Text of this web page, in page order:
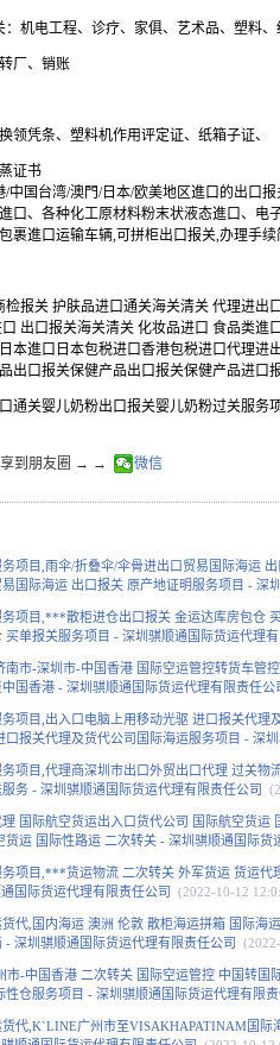
机电工程、诊疗、家俱、艺术品、塑料
厂、销账
领凭条、塑料机作用评定证、纸箱子证、
证书
中国台湾/澳門/日本/欧美地区進口的出口
口、各种化工原材料粉末状液态進口、
裹進口运输车辆,可拼柜出口报关,办理手
检报关 护肤品进口通关海关清关 代理进
出口报关海关清关 化妆品进口 食品类
本進口日本包税进口香港包税进口代理进
品出口报关保健产品出口报关保健产品
通关婴儿奶粉出口报关婴儿奶粉过关服务
享到朋友圈 → → 微信
务项目,雨伞/折叠伞/伞骨进出口贸易国际海运
国际海运 出口报关 原产地证明服务项目 - 深
务项目,***散柜进仓出口报关 金运达库房包仓
买单报关服务项目 - 深圳骐顺通国际货运代理有
南市-深圳市-中国香港 国际空运管控转货车
国香港 - 深圳骐顺通国际货运代理有限责任公
务项目,出入口电脑上用移动光驱 进口报关代
口报关代理及货代公司国际海运服务项目 - 深
务项目,代理商深圳市出口外贸出口代理 过关
务 - 深圳骐顺通国际货运代理有限责任公司
理 国际航空货运出入口货代公司 国际航空货
货运 国际性路运 二次转关 - 深圳骐顺通国际货
务项目,***货运物流 二次转关 外军货运 货运
国际货运代理有限责任公司
(2022-10-12
货代,国内海运 澳洲 伦敦 散柜海运拼箱 国际
- 深圳骐顺通国际货运代理有限责任公司
市-中国香港 二次转关 国际空运管控 中国转
性仓服务项目 - 深圳骐顺通国际货运代理有限责
货代,K`LINE广州市至VISAKHAPATINAM国